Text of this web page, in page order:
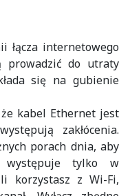
łącza internetowego
do utraty
się na gubienie
kabel Ethernet jest
zakłócenia.
porach dnia, aby
występuje tylko w
korzystasz z Wi-Fi,